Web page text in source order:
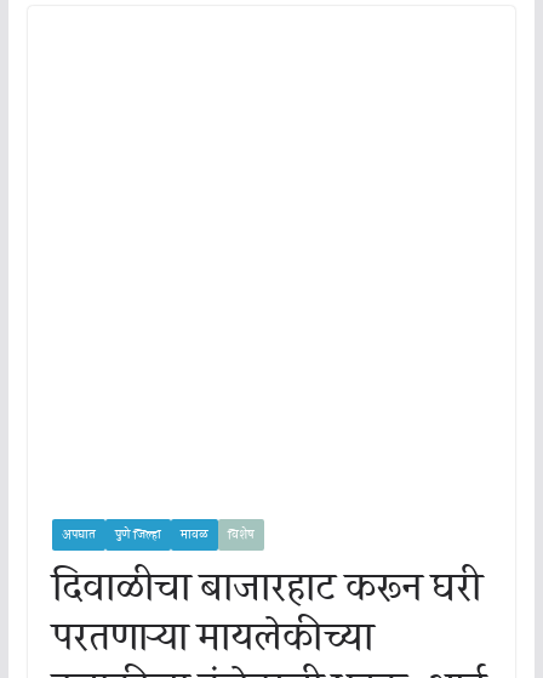
अपघात पुणे जिल्हा मावळ विशेष
दिवाळीचा बाजारहाट करून घरी
परतणाऱ्या मायलेकीच्या